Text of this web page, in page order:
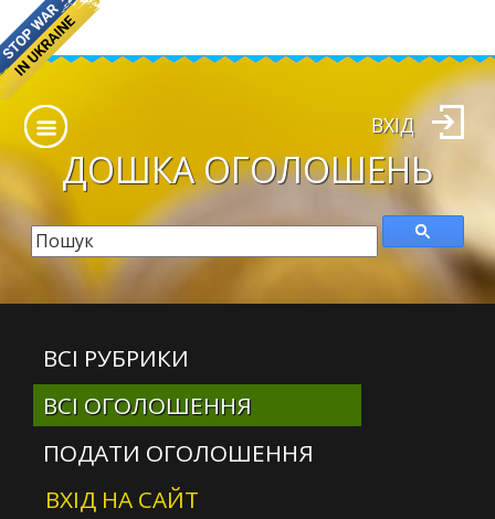
ДОШКАОГОЛОШЕНЬ
ВХІД
ВСІ РУБРИКИ
ВСІ ОГОЛОШЕННЯ
ПОДАТИ ОГОЛОШЕННЯ
ВХІД НА САЙТ